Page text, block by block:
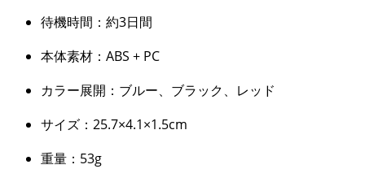
待機時間：約3日間
本体素材：ABS + PC
カラー展開：ブルー、ブラック、レッド
サイズ：25.7×4.1×1.5cm
重量：53g